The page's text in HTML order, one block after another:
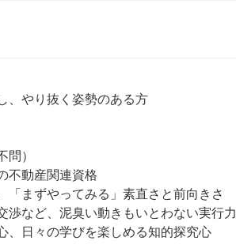
、やり抜く姿勢のある方
問）
不動産関連資格
「まずやってみる」素直さと前向きさ
渉など、泥臭い動きもいとわない実行力
、日々の学びを楽しめる知的探究心